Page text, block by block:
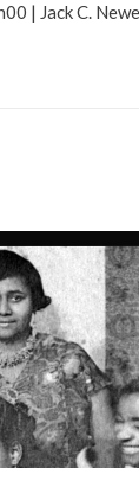
| Jack C.